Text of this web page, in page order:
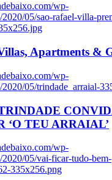
wp-
2020/05/sao-rafael-villa-
Apartments &
wp-
2020/05/trindade_arraial-
‘O TEU ARRAIAL’
wp-
2020/05/vai-ficar-tudo-bem-
335x256.png